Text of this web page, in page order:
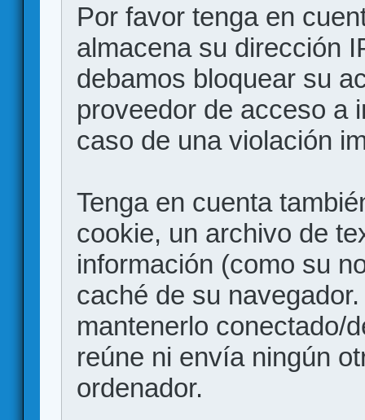
Por favor tenga en
almacena su dirección
debamos bloquear su
proveedor de acceso a
caso de una violación
Tenga en cuenta
cookie, un archivo de
información (como su
caché de su
mantenerlo conectado/
reúne ni envía ningún
ordenador.